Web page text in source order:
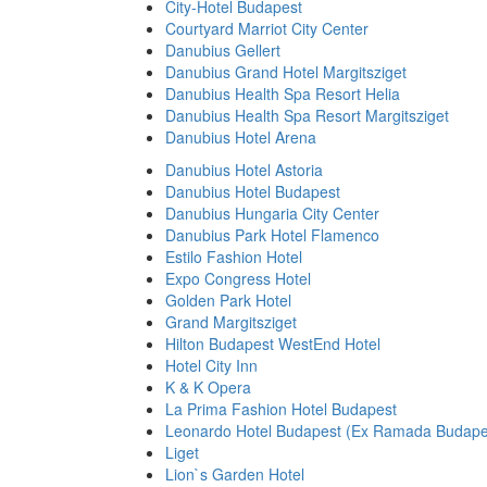
City-Hotel Budapest
Courtyard Marriot City Center
Danubius Gellert
Danubius Grand Hotel Margitsziget
Danubius Health Spa Resort Helia
Danubius Health Spa Resort Margitsziget
Danubius Hotel Arena
Danubius Hotel Astoria
Danubius Hotel Budapest
Danubius Hungaria City Center
Danubius Park Hotel Flamenco
Estilo Fashion Hotel
Expo Congress Hotel
Golden Park Hotel
Grand Margitsziget
Hilton Budapest WestEnd Hotel
Hotel City Inn
K & K Opera
La Prima Fashion Hotel Budapest
Leonardo Hotel Budapest (Ex Ramada
Liget
Lion`s Garden Hotel